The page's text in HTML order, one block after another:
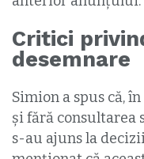
Critici
desemnare
Simion a spus că,
și fără consultarea
s-au ajuns la